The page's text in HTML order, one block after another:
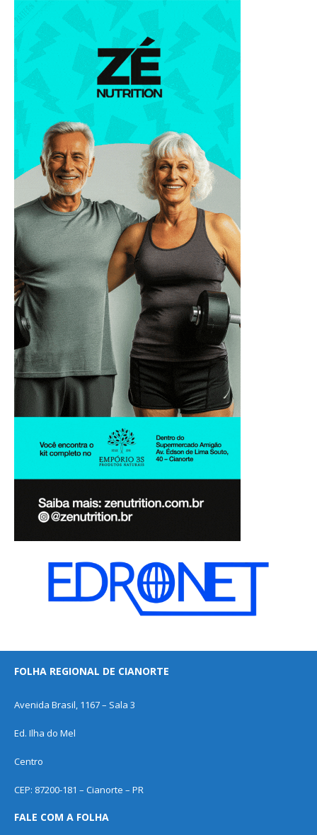
FOLHA REGIONAL DE CIANORTE
Avenida Brasil, 1167 – Sala 3
Ed. Ilha do Mel
Centro
CEP: 87200-181 – Cianorte – PR
FALE COM A FOLHA